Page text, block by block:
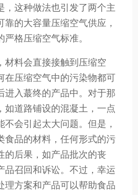
，这种做法也引发了两个主
的大容量压缩空气供应，
格压缩空气标准。
材料会直接接触到压缩空
在压缩空气中的污染物都可
进入蕞终的产品中。对于那
如道路铺设的混凝土，一点
会引起太大问题。但是，
食品的材料，任何形式的污
的后果，如产品批次的丧
品召回和诉讼。不过，幸运
理方案和产品可以帮助食品